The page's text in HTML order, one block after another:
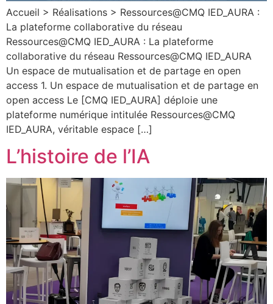
Accueil > Réalisations > Ressources@CMQ IED_AURA :
La plateforme collaborative du réseau
Ressources@CMQ IED_AURA : La plateforme
collaborative du réseau Ressources@CMQ IED_AURA
Un espace de mutualisation et de partage en open
access 1. Un espace de mutualisation et de partage en
open access Le [CMQ IED_AURA] déploie une
plateforme numérique intitulée Ressources@CMQ
IED_AURA, véritable espace […]
L’histoire de l’IA